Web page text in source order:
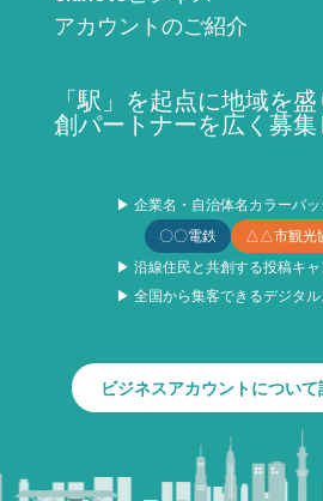
アカウントのご紹介
「駅」を起点に地域を
創パートナーを広く募集
▶ 企業名・自治体名カラーバッ
〇〇電鉄
△△市観光
▶ 沿線住民と共創する投稿キャ
▶ 全国から集客できるデジタ
ビジネスアカウントについ